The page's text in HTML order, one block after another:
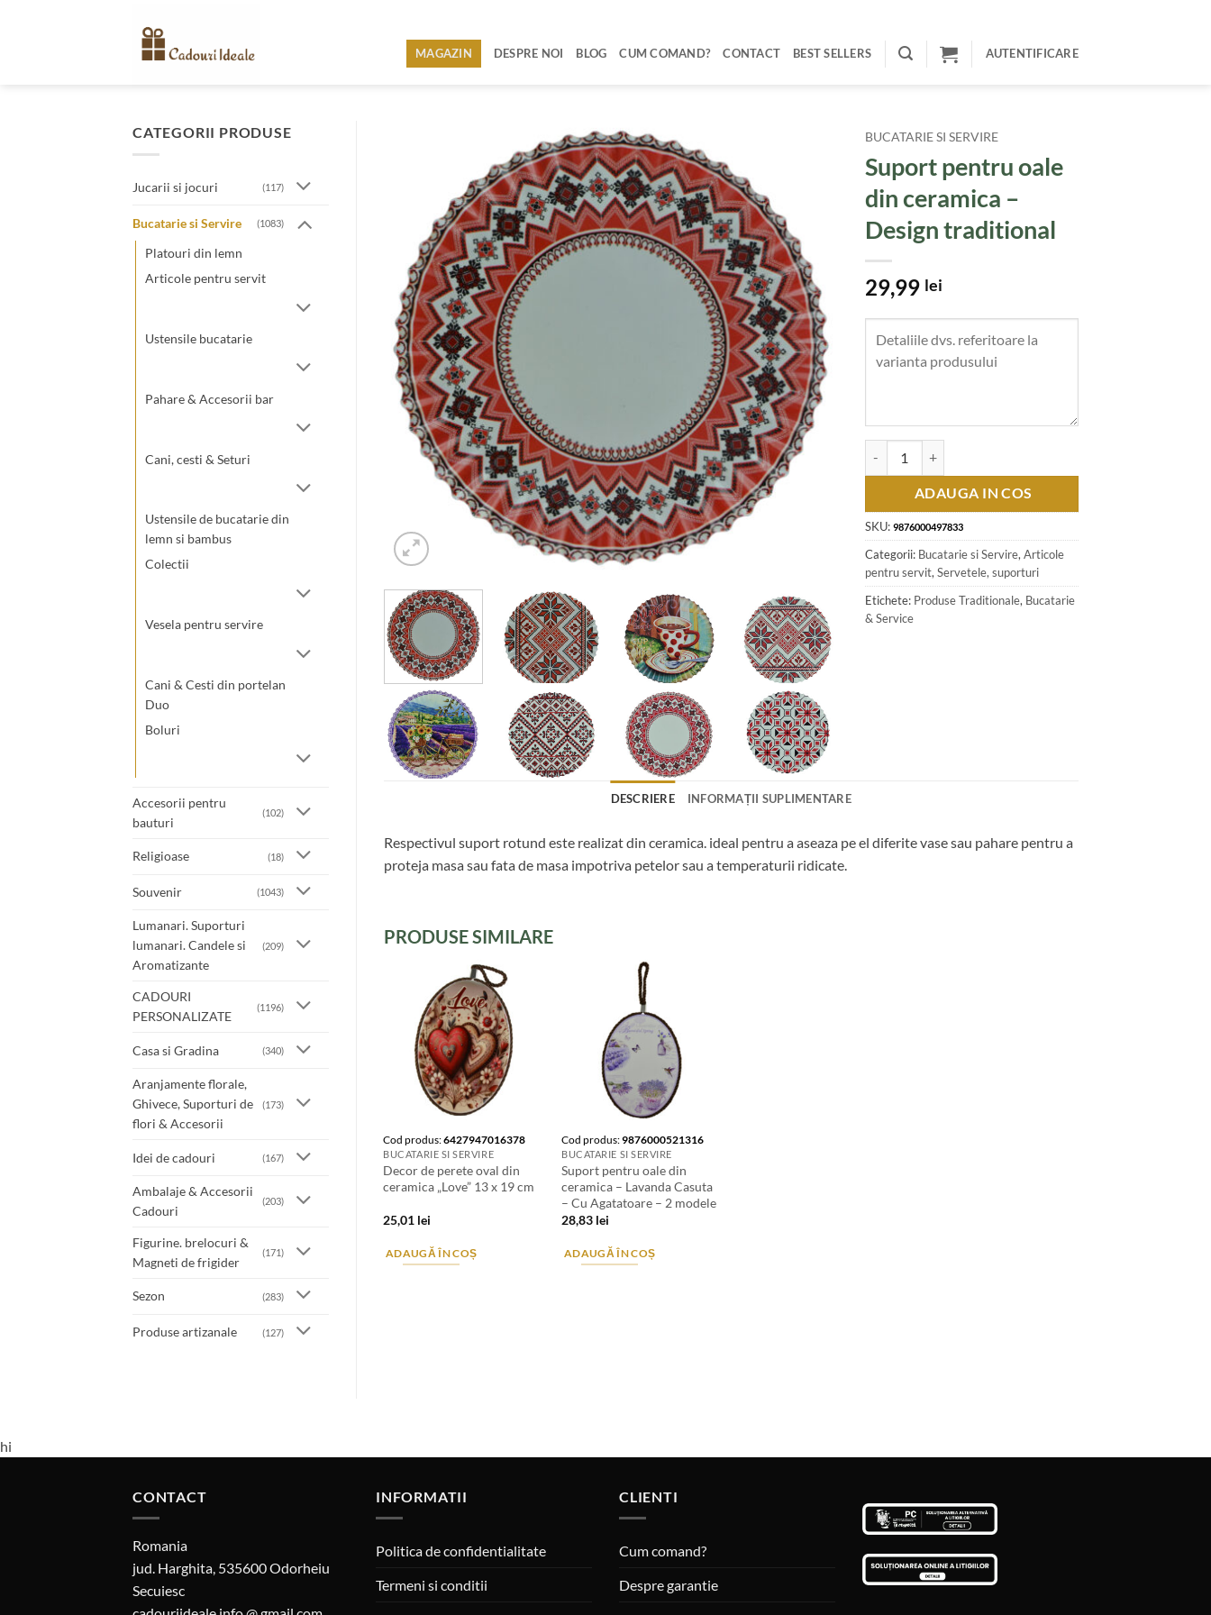
MAGAZIN DESPRE NOI BLOG CUM COMAND? CONTACT BEST SELLERS AUTENTIFICARE
CATEGORII PRODUSE
Jucarii si jocuri (117)
Bucatarie si Servire (1083)
Platouri din lemn
Articole pentru servit
Ustensile bucatarie
Pahare & Accesorii bar
Cani, cesti & Seturi
Ustensile de bucatarie din
lemn si bambus
Colectii
Vesela pentru servire
Cani & Cesti din portelan
Duo
Boluri
Accesorii pentru
bauturi
(102)
Religioase (18)
Souvenir (1043)
Lumanari. Suporturi
lumanari. Candele si
Aromatizante
(209)
CADOURI
PERSONALIZATE
(1196)
Casa si Gradina (340)
Aranjamente florale,
Ghivece, Suporturi de
flori & Accesorii
(173)
Idei de cadouri (167)
Ambalaje & Accesorii
Cadouri
(203)
Figurine. brelocuri &
Magneti de frigider
(171)
Sezon (283)
Produse artizanale (127)
BUCATARIE SI SERVIRE
Suport pentru oale
din ceramica –
Design traditional
29,99 lei
ADAUGA IN COS
SKU: 9876000497833
Categorii: Bucatarie si Servire,Articole
pentru servit,Servetele, suporturi
Etichete: Produse Traditionale, Bucatarie
& Service
DESCRIERE INFORMAȚII SUPLIMENTARE
Respectivul suport rotund este realizat din ceramica. ideal pentru a aseaza pe el diferite vase sau pahare pentru a
proteja masa sau fata de masa impotriva petelor sau a temperaturii ridicate.
PRODUSE SIMILARE
Cod produs:6427947016378
BUCATARIE SI SERVIRE
Decor de perete oval din
ceramica „Love” 13 x 19 cm
25,01 lei
ADAUGĂ ÎN COȘ
Cod produs:9876000521316
BUCATARIE SI SERVIRE
Suport pentru oale din
ceramica – Lavanda Casuta
– Cu Agatatoare – 2 modele
28,83 lei
ADAUGĂ ÎN COȘ
hi
CONTACT
Romania
jud. Harghita, 535600 Odorheiu
Secuiesc
INFORMATII
Politica de confidentialitate
Termeni si conditii
CLIENTI
Cum comand?
Despre garantie